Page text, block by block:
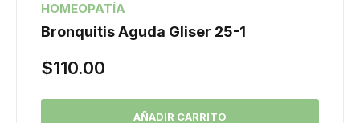
HOMEOPATÍA
Bronquitis Aguda Gliser 25-1
$110.00
AÑADIR CARRITO